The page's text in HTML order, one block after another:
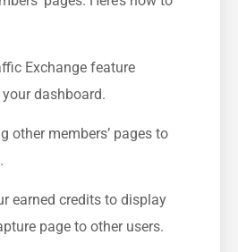
Exchange feature
dashboard.
other members’ pages to
earned credits to display
page to other users.